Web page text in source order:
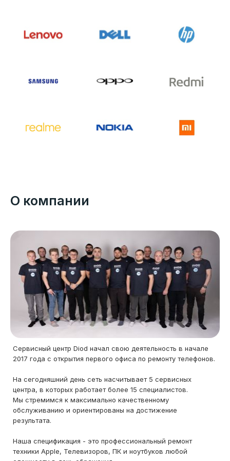
О компании
Сервисный центр Diod начал свою деятельность в начале
2017 года с открытия первого офиса по ремонту телефонов.
На сегодняшний день сеть насчитывает 5 сервисных
центра, в которых работает более 15 специалистов.
Мы стремимся к максимально качественному
обслуживанию и ориентированы на достижение
результата.
Наша спецификация - это профессиональный ремонт
техники Apple, Телевизоров, ПК и ноутбуков любой